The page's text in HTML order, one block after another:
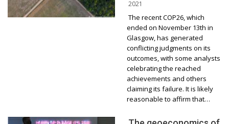
2021
The recent COP26, which
ended on November 13th in
Glasgow, has generated
conflicting judgments on its
outcomes, with some analysts
celebrating the reached
achievements and others
claiming its failure. It is likely
reasonable to affirm that…